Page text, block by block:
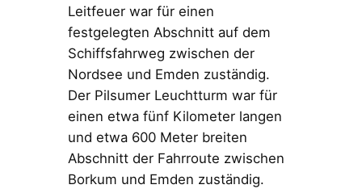
Leitfeuer war für einen
festgelegten Abschnitt auf dem
Schiffsfahrweg zwischen der
Nordsee und Emden zuständig.
Der Pilsumer Leuchtturm war für
einen etwa fünf Kilometer langen
und etwa 600 Meter breiten
Abschnitt der Fahrroute zwischen
Borkum und Emden zuständig.